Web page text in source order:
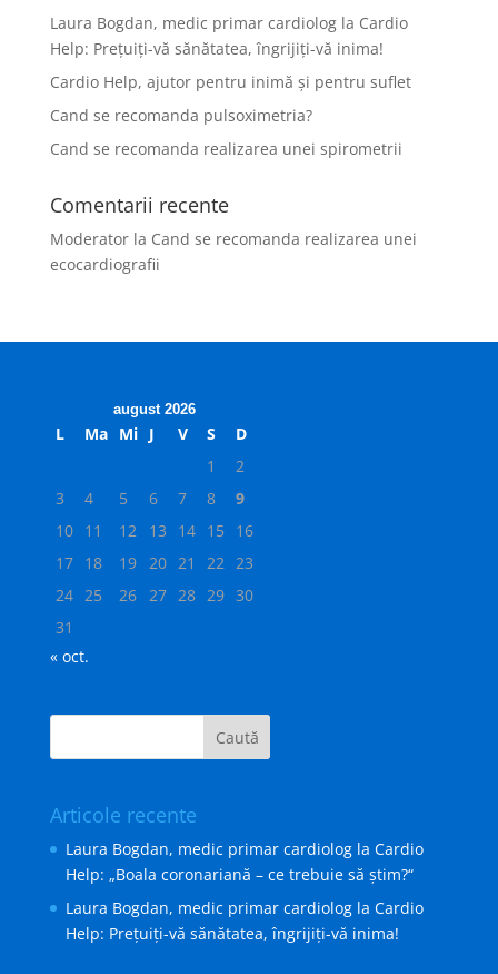
Laura Bogdan, medic primar cardiolog la Cardio
Help: Preţuiţi-vă sănătatea, îngrijiţi-vă inima!
Cardio Help, ajutor pentru inimă şi pentru suflet
Cand se recomanda pulsoximetria?
Cand se recomanda realizarea unei spirometrii
Comentarii recente
Moderatorla Cand se recomanda realizarea unei
ecocardiografii
august 2026
L Ma Mi J V S
D
1
2
3
4 5 6 7 8
9
10 11 12 13 14 15 16
17 18 19 20 21 22 23
24 25 26 27 28 29 30
31
« oct.
Articole recente
Laura Bogdan, medic primar cardiolog la Cardio
Help: „Boala coronariană – ce trebuie să ştim?“
Laura Bogdan, medic primar cardiolog la Cardio
Help: Preţuiţi-vă sănătatea, îngrijiţi-vă inima!